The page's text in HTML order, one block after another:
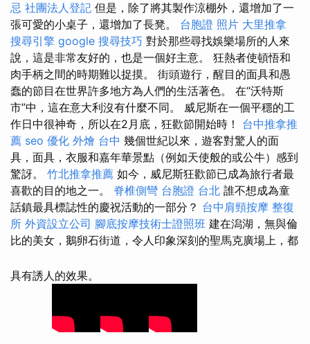
忌 社團法人登記 但是，除了將其製作涼棚外，還增加了一
張可愛的小桌子，還增加了長凳。 台胞證 照片 大里推拿
搜尋引擎 google 搜尋技巧 對於那些尋找娛樂場所的人來
說，這是非常友好的，也是一個好主意。 狂熱者使頓悟和
肉手柄之間的時期難以捉摸。 街頭遊行，醒目的面具和愚
蠢的節目在世界許多地方為人們的生活著色。 在“沃特斯
市”中，這在意大利沒有什麼不同。 威尼斯在一個平穩的工
作日中很神奇，所以在2月底，狂歡節開始時！ 台中推拿推
薦 seo 優化 外燴 台中 幾個世紀以來，遊客對驚人的面
具，面具，衣服和嘉年華景點（例如天使般的或公牛）感到
驚訝。 竹北推拿推薦 如今，威尼斯狂歡節已成為旅行者最
喜歡的目的地之一。 脊椎側彎 台胞證 台北 誰不想成為童
話鎮最具標誌性的慶祝活動的一部分？ 台中肩頸按摩 整復
所 外資設立公司 腳底按摩技術士證照班 建在潟湖，無與倫
比的美女，鵝卵石街道，令人印象深刻的聖馬克廣場上，都
具有誘人的效果。